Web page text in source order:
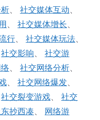
、 社交媒体互动、
、 社交媒体增长、
行、 社交媒体玩法、
社交影响、 社交游
、 社交网络分析、
、 社交网络爆发、
社交裂变游戏、 社交
抄西凑、 网络游